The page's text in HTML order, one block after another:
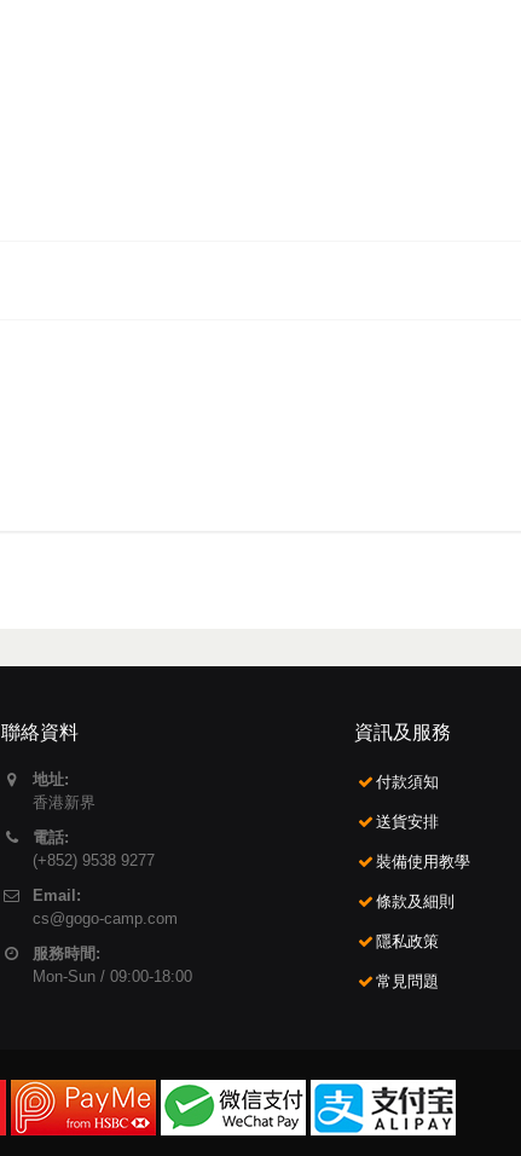
聯絡資料
地址:
香港新界
電話:
(+852) 9538 9277
Email:
cs@gogo-camp.com
服務時間:
Mon-Sun / 09:00-18:00
資訊及服務
付款須知
送貨安排
裝備使用教學
條款及細則
隱私政策
常見問題